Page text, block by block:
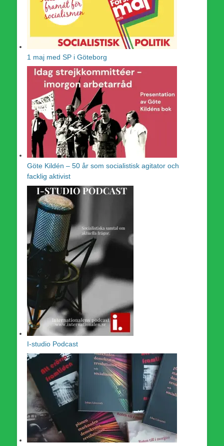
1 maj med SP i Göteborg
Göte Kildén – 50 år som socialistisk agitator och
facklig aktivist
I-studio Podcast